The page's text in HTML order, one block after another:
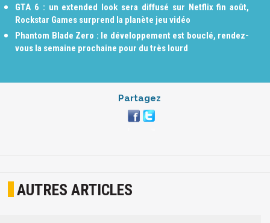
GTA 6 : un extended look sera diffusé sur Netflix fin août,
Rockstar Games surprend la planète jeu vidéo
Phantom Blade Zero : le développement est bouclé, rendez-
vous la semaine prochaine pour du très lourd
Partagez
AUTRES ARTICLES